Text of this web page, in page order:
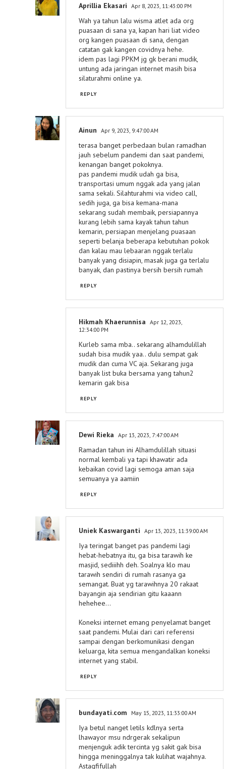
Aprillia Ekasari Apr 8, 2023, 11:43:00 PM
Wah ya tahun lalu wisma atlet ada org
puasaan di sana ya, kapan hari liat video
org kangen puasaan di sana, dengan
catatan gak kangen covidnya hehe.
idem pas lagi PPKM jg gk berani mudik,
untung ada jaringan internet masih bisa
silaturahmi online ya.
REPLY
Ainun Apr 9, 2023, 9:47:00 AM
terasa banget perbedaan bulan ramadhan
jauh sebelum pandemi dan saat pandemi,
kenangan banget pokoknya.
pas pandemi mudik udah ga bisa,
transportasi umum nggak ada yang jalan
sama sekali. Silahturahmi via video call,
sedih juga, ga bisa kemana-mana
sekarang sudah membaik, persiapannya
kurang lebih sama kayak tahun tahun
kemarin, persiapan menjelang puasaan
seperti belanja beberapa kebutuhan pokok
dan kalau mau lebaaran nggak terlalu
banyak yang disiapin, masak juga ga terlalu
banyak, dan pastinya bersih bersih rumah
REPLY
Hikmah Khaerunnisa Apr 12, 2023,
12:34:00 PM
Kurleb sama mba.. sekarang alhamdulillah
sudah bisa mudik yaa.. dulu sempat gak
mudik dan cuma VC aja. Sekarang juga
banyak list buka bersama yang tahun2
kemarin gak bisa
REPLY
Dewi Rieka Apr 13, 2023, 7:47:00 AM
Ramadan tahun ini Alhamdulillah situasi
normal kembali ya tapi khawatir ada
kebaikan covid lagi semoga aman saja
semuanya ya aamiin
REPLY
Uniek Kaswarganti Apr 13, 2023, 11:39:00 AM
Iya teringat banget pas pandemi lagi
hebat-hebatnya itu, ga bisa tarawih ke
masjid, sediiihh deh. Soalnya klo mau
tarawih sendiri di rumah rasanya ga
semangat. Buat yg tarawihnya 20 rakaat
bayangin aja sendirian gitu kaaann
hehehee...
Koneksi internet emang penyelamat banget
saat pandemi. Mulai dari cari referensi
sampai dengan berkomunikasi dengan
keluarga, kita semua mengandalkan koneksi
internet yang stabil.
REPLY
bundayati.com May 15, 2023, 11:33:00 AM
Iya betul nanget letils kdlnya serta
lhawayor msu ndrgerak sekalipun
menjenguk adik tercinta yg sakit gak bisa
hingga meninggalnya tak kulihat wajahnya.
Astagfifullah